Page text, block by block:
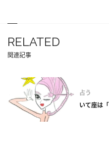
RELATED
関連記事
占う
いて座は